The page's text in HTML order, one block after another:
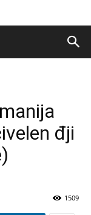
đji
1509